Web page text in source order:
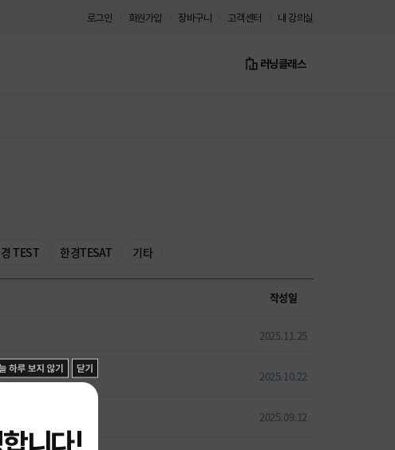
로그인 회원가입 장바구니 고객센터 내 강의실
러닝클래스
TEST 한경TESAT 기타
작성일
2025.11.25
2025.10.22
2025.09.12